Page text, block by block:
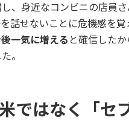
、身近なコンビニの店員
話せないことに危機感を覚
一気に増える と確信した
。
ではなく「セ